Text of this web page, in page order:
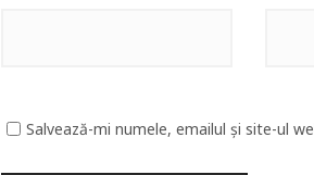
Salvează-mi numele, emailul și site-ul